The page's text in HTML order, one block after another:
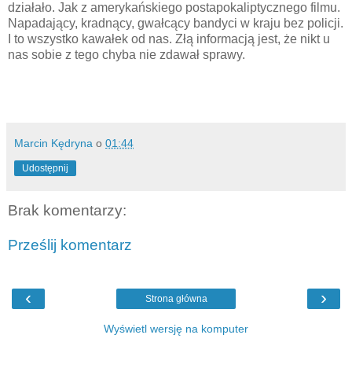
działało. Jak z amerykańskiego postapokaliptycznego filmu.
Napadający, kradnący, gwałcący bandyci w kraju bez policji.
I to wszystko kawałek od nas. Złą informacją jest, że nikt u
nas sobie z tego chyba nie zdawał sprawy.
Marcin Kędryna o 01:44
Udostępnij
Brak komentarzy:
Prześlij komentarz
‹ ›
Strona główna
Wyświetl wersję na komputer